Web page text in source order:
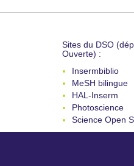
Sites du DSO
Ouverte) :
Insermbiblio
MeSH bilingue
HAL-Inserm
Photoscience
Science Open